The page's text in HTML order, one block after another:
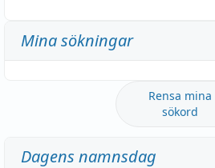
Mina sökningar
Rensa mina
sökord
Dagens namnsdag